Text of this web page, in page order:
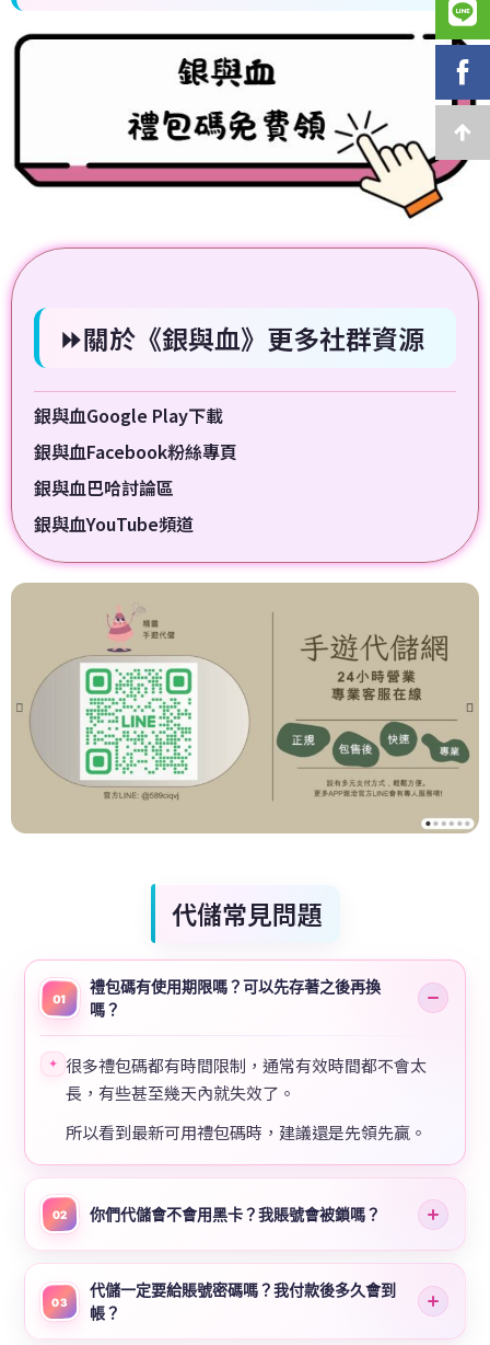
⏩關於《銀與血》更多社群資源
銀與血Google Play下載
銀與血Facebook粉絲專頁
銀與血巴哈討論區
銀與血YouTube頻道
代儲常見問題
01
禮包碼有使用期限嗎？可以先存著之後再換
嗎？
✦ 很多禮包碼都有時間限制，通常有效時間都不會太
長，有些甚至幾天內就失效了。
所以看到最新可用禮包碼時，建議還是先領先贏。
02 你們代儲會不會用黑卡？我賬號會被鎖嗎？
03
代儲一定要給賬號密碼嗎？我付款後多久會到
帳？